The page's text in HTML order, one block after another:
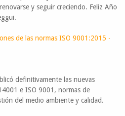
y seguir creciendo. Feliz Año
de las normas ISO 9001:2015 -
definitivamente las nuevas
e ISO 9001, normas de
del medio ambiente y calidad.